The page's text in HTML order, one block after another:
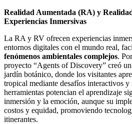
Realidad Aumentada (RA) y
Experiencias Inmersivas
La RA y RV ofrecen experiencias
entornos digitales con el mundo real,
fenómenos ambientales complejos.
proyecto “Agents of Discovery” creó
jardín botánico, donde los visitantes
tropical mediante desafíos interactivos
herramientas potencian el aprendizaje
inmersión y la emoción, aunque su
costos y equidad, promoviendo
itinerantes.